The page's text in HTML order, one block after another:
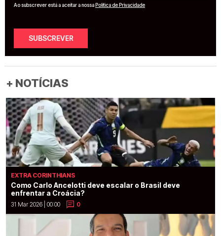
Ao subscrever está a aceitar a nossaPolítica de Privacidade
SUBSCREVER
+ NOTÍCIAS
EXTRA CORINTHIANS
Como Carlo Ancelotti deve escalar o Brasil deve
enfrentar a Croácia?
31 Mar 2026 | 00:00 0